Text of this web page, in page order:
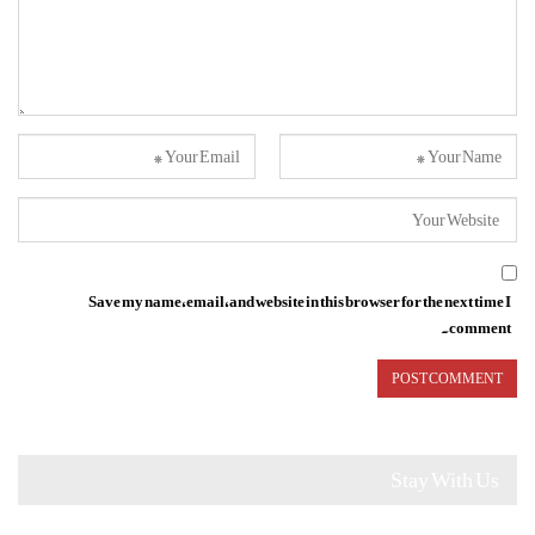
Save my name, email, and website in this browser for the next time I
comment.